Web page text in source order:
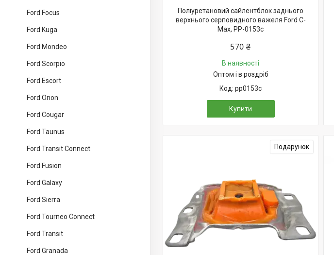
Ford Focus
Ford Kuga
Ford Mondeo
Ford Scorpio
Ford Escort
Ford Orion
Ford Cougar
Ford Taunus
Ford Transit Connect
Ford Fusion
Ford Galaxy
Ford Sierra
Ford Tourneo Connect
Ford Transit
Ford Granada
Поліуретановий сайлентблок заднього
верхнього серповидного важеля Ford C-
Max, PP-0153c
570 ₴
В наявності
Оптом і в роздріб
pp0153c
Купити
Подарунок